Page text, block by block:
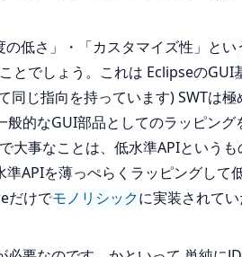
低さ」・「カスタマイズ性」と
でしょう。これは EclipseのGUI
じ指向を持っています) SWTは
的なGUI部品としてのラッピン
事なことは、低水準APIという
APIを薄っぺらくラッピングし
だけでモノリシックに実装されて